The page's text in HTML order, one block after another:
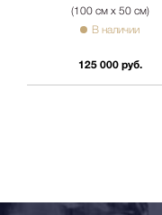
(100 см х 50 см)
В наличии
125 000 руб.